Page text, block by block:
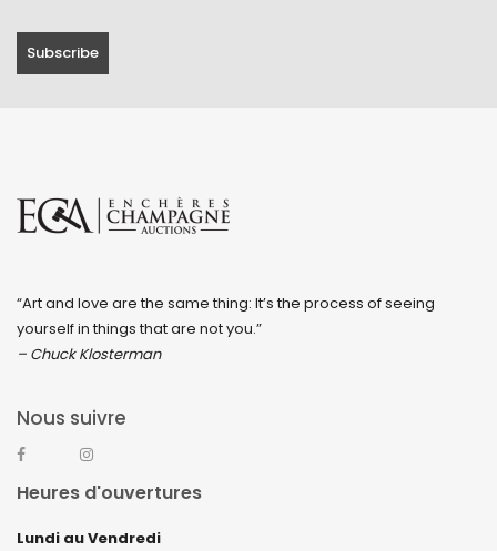
“Art and love are the same thing: It’s the process of seeing
yourself in things that are not you.”
– Chuck Klosterman
Nous suivre
Heures d'ouvertures
Lundi au Vendredi